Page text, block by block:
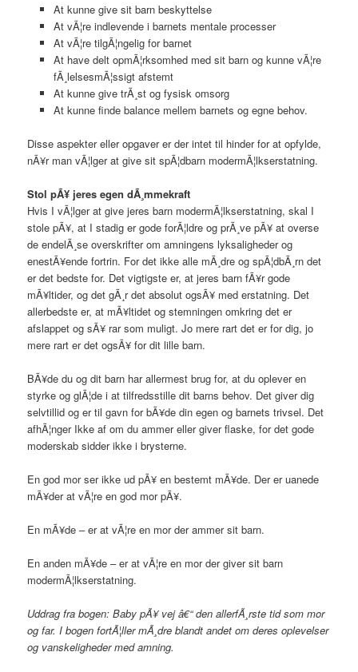
At kunne give sit barn beskyttelse
At vÃ¦re indlevende i barnets mentale processer
At vÃ¦re tilgÃ¦ngelig for barnet
At have delt opmÃ¦rksomhed med sit barn og kunne vÃ¦re
fÃ¸lelsesmÃ¦ssigt afstemt
At kunne give trÃ¸st og fysisk omsorg
At kunne finde balance mellem barnets og egne behov.
Disse aspekter eller opgaver er der intet til hinder for at opfylde,
nÃ¥r man vÃ¦lger at give sit spÃ¦dbarn modermÃ¦lkserstatning.
Stol pÃ¥ jeres egen dÃ¸mmekraft
Hvis I vÃ¦lger at give jeres barn modermÃ¦lkserstatning, skal I
stole pÃ¥, at I stadig er gode forÃ¦ldre og prÃ¸ve pÃ¥ at overse
de endelÃ¸se overskrifter om amningens lyksaligheder og
enestÃ¥ende fortrin. For det ikke alle mÃ¸dre og spÃ¦dbÃ¸rn det
er det bedste for. Det vigtigste er, at jeres barn fÃ¥r gode
mÃ¥ltider, og det gÃ¸r det absolut ogsÃ¥ med erstatning. Det
allerbedste er, at mÃ¥ltidet og stemningen omkring det er
afslappet og sÃ¥ rar som muligt. Jo mere rart det er for dig, jo
mere rart er det ogsÃ¥ for dit lille barn.
BÃ¥de du og dit barn har allermest brug for, at du oplever en
styrke og glÃ¦de i at tilfredsstille dit barns behov. Det giver dig
selvtillid og er til gavn for bÃ¥de din egen og barnets trivsel. Det
afhÃ¦nger Ikke af om du ammer eller giver flaske, for det gode
moderskab sidder ikke i brysterne.
En god mor ser ikke ud pÃ¥ en bestemt mÃ¥de. Der er uanede
mÃ¥der at vÃ¦re en god mor pÃ¥.
En mÃ¥de – er at vÃ¦re en mor der ammer sit barn.
En anden mÃ¥de – er at vÃ¦re en mor der giver sit barn
modermÃ¦lkserstatning.
Uddrag fra bogen: Baby pÃ¥ vej â€“ den allerfÃ¸rste tid som mor
og far. I bogen fortÃ¦ller mÃ¸dre blandt andet om deres oplevelser
og vanskeligheder med amning.